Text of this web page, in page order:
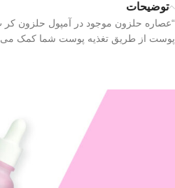
توضیحات
“عصاره حلزون موجود در آمپول حلزون
پوست از طریق تغذیه پوست شما کمک می